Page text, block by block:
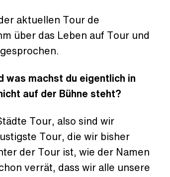
aktuellen Tour de
über das Leben auf Tour und
was machst du eigentlich in
auf der Bühne steht?
Tour, also sind wir
Tour, die wir bisher
der Tour ist, wie der Namen
verrät, dass wir alle unsere